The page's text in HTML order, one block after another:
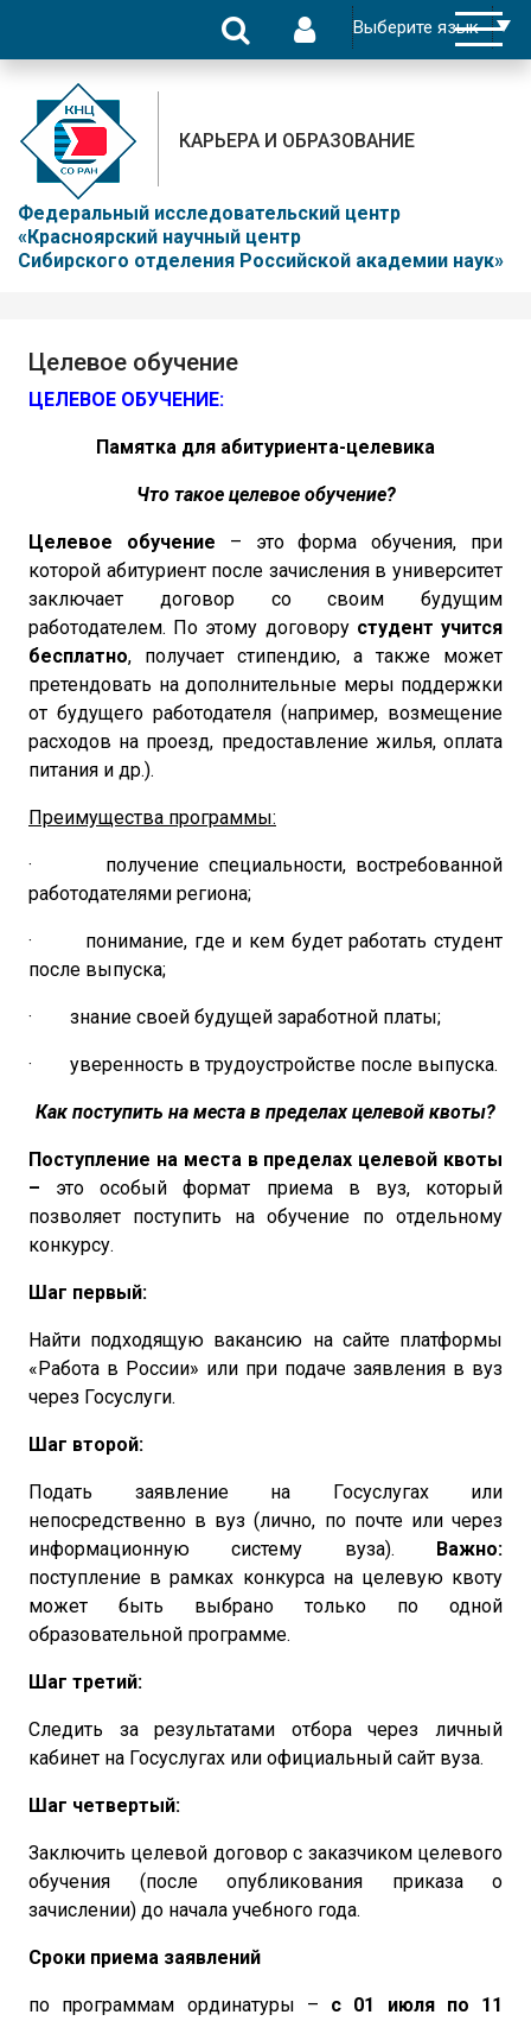
Федеральный исследовательский центр
«Красноярский научный центр
Сибирского отделения Российской академии наук»
КАРЬЕРА И ОБРАЗОВАНИЕ
Целевое обучение
ЦЕЛЕВОЕ ОБУЧЕНИЕ:
Памятка для абитуриента-целевика
Что такое целевое обучение?
Целевое обучение – это форма обучения, при
которой абитуриент после зачисления в университет
заключает договор со своим будущим
работодателем. По этому договору студент учится
бесплатно, получает стипендию, а также может
претендовать на дополнительные меры поддержки
от будущего работодателя (например, возмещение
расходов на проезд, предоставление жилья, оплата
питания и др.).
Преимущества программы:
· получение специальности, востребованной
работодателями региона;
· понимание, где и кем будет работать студент
после выпуска;
· знание своей будущей заработной платы;
· уверенность в трудоустройстве после выпуска.
Как поступить на места в пределах целевой квоты?
Поступление на места в пределах целевой квоты
– это особый формат приема в вуз, который
позволяет поступить на обучение по отдельному
конкурсу.
Шаг первый:
Найти подходящую вакансию на сайте платформы
«Работа в России» или при подаче заявления в вуз
через Госуслуги.
Шаг второй:
Подать заявление на Госуслугах или
непосредственно в вуз (лично, по почте или через
информационную систему вуза). Важно:
поступление в рамках конкурса на целевую квоту
может быть выбрано только по одной
образовательной программе.
Шаг третий:
Следить за результатами отбора через личный
кабинет на Госуслугах или официальный сайт вуза.
Шаг четвертый:
Заключить целевой договор с заказчиком целевого
обучения (после опубликования приказа о
зачислении) до начала учебного года.
Сроки приема заявлений
по программам ординатуры – с 01 июля по 11